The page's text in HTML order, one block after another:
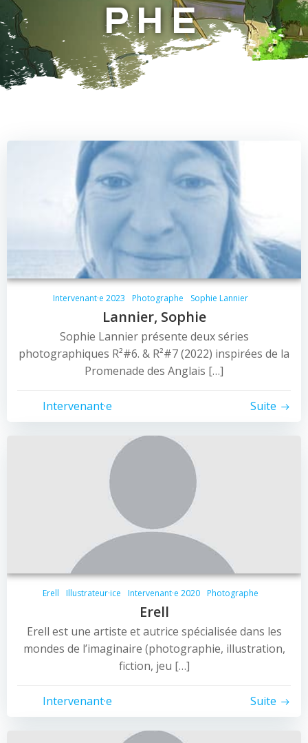
PHE
Intervenant·e 2023 Photographe Sophie Lannier
Lannier, Sophie
Sophie Lannier présente deux séries
photographiques R²#6. & R²#7 (2022) inspirées de la
Promenade des Anglais […]
Intervenant·e Suite
Erell Illustrateur·ice Intervenant·e 2020 Photographe
Erell
Erell est une artiste et autrice spécialisée dans les
mondes de l’imaginaire (photographie, illustration,
fiction, jeu […]
Intervenant·e Suite